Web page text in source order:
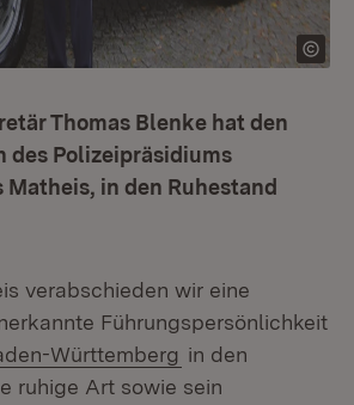
Thomas Blenke hat den
des Polizeipräsidiums
Matheis, in den Ruhestand
verabschieden wir eine
Führungspersönlichkeit
Württemberg (Öffnet in neuem
in den
ruhige Art sowie sein